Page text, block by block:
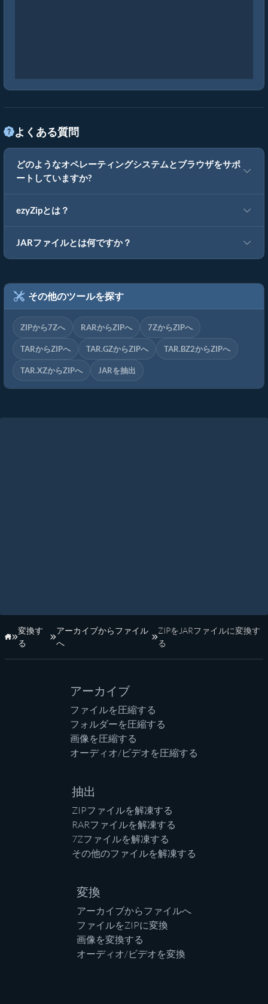
よくある質問
どのようなオペレーティングシステムとブラウザをサポ
ートしていますか?
ezyZipとは？
JARファイルとは何ですか？
その他のツールを探す
ZIPから7Zへ RARからZIPへ 7ZからZIPへ
TARからZIPへ TAR.GZからZIPへ TAR.BZ2からZIPへ
TAR.XZからZIPへ JARを抽出
ホーム
変換す
る
アーカイブからファイル
へ
ZIPをJARファイルに変換す
る
アーカイブ
ファイルを圧縮する
フォルダーを圧縮する
画像を圧縮する
オーディオ/ビデオを圧縮する
抽出
ZIPファイルを解凍する
RARファイルを解凍する
7Zファイルを解凍する
その他のファイルを解凍する
変換
アーカイブからファイルへ
ファイルをZIPに変換
画像を変換する
オーディオ/ビデオを変換